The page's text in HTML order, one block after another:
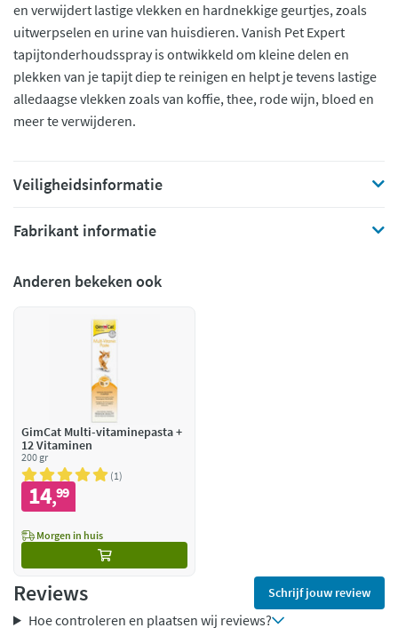
en verwijdert lastige vlekken en hardnekkige geurtjes, zoals
uitwerpselen en urine van huisdieren. Vanish Pet Expert
tapijtonderhoudsspray is ontwikkeld om kleine delen en
plekken van je tapijt diep te reinigen en helpt je tevens lastige
alledaagse vlekken zoals van koffie, thee, rode wijn, bloed en
meer te verwijderen.
Veiligheidsinformatie
Fabrikant informatie
Anderen bekeken ook
GimCat Multi-vitaminepasta +
12 Vitaminen
200 gr
1
14,99
Morgen in huis
Reviews Schrijf jouw review
Hoe controleren en plaatsen wij reviews?